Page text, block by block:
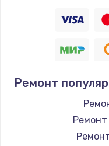
Замена
Ремонт
Ремонт